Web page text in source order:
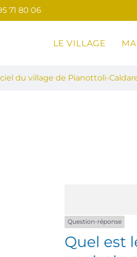
71 80 06
officiel du village de
LE VILLAGE
du village de Pianottoli-
Question-réponse
Quel est